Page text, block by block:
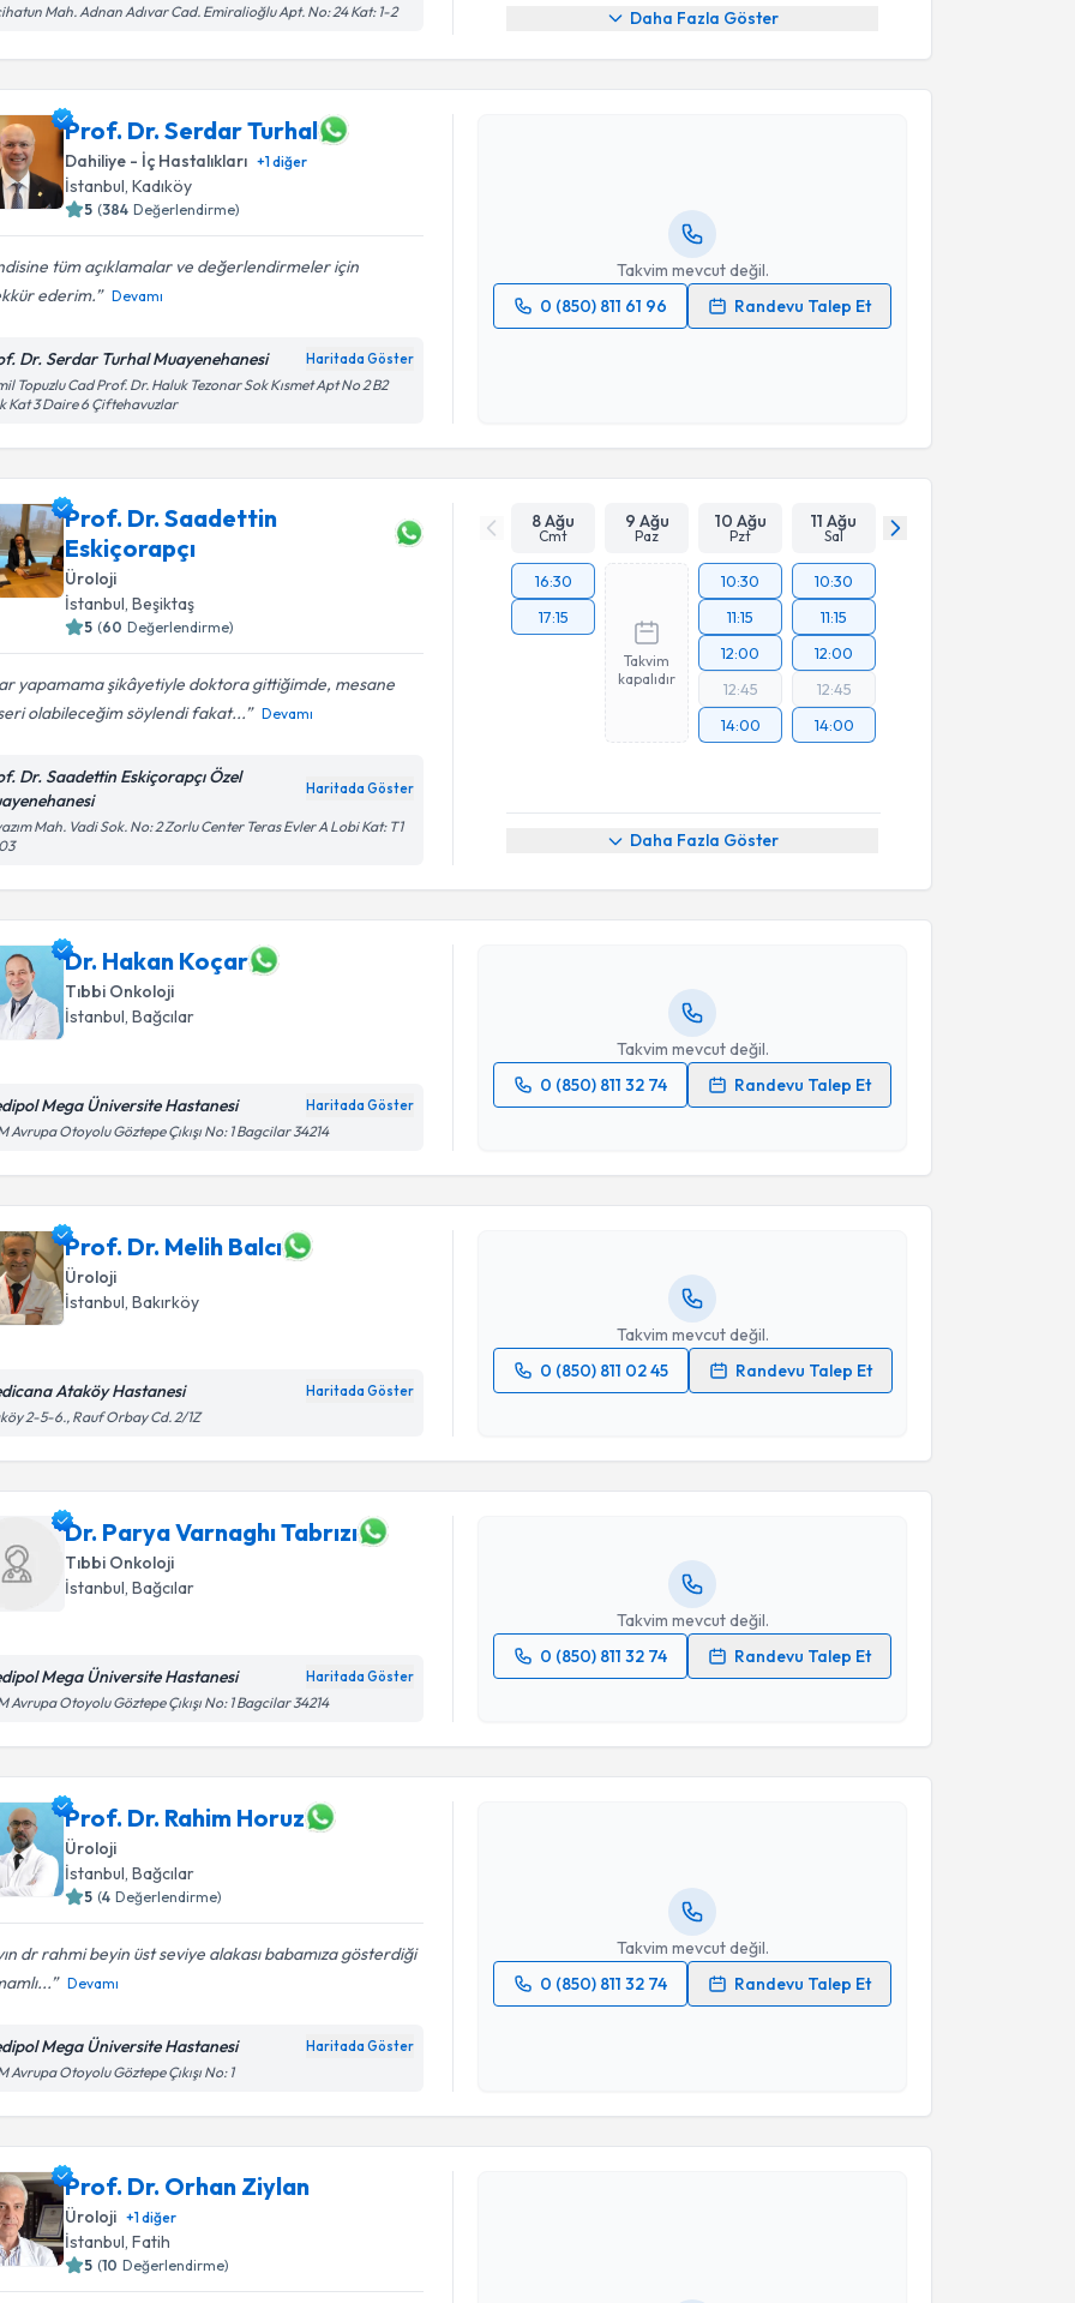
Mah. Adnan Adıvar Cad. Emiralioğlu Apt. No: 24 Kat: 1-2 Daha Fazla Göster
Prof. Dr. Serdar Turhal
Dahiliye - İç Hastalıkları +1diğer
İstanbul, Kadıköy
5 (384 Değerlendirme)
tüm açıklamalar ve değerlendirmeler için
ederim.
Devamı
Dr. Serdar Turhal Muayenehanesi Haritada Göster
Topuzlu Cad Prof. Dr. Haluk Tezonar Sok Kısmet Apt No 2 B2
Kat 3 Daire 6 Çiftehavuzlar
Takvim mevcut değil.
0 (850) 811 61 96
Randevu Talep Et
Prof. Dr. Saadettin
Eskiçorapçı
Üroloji
İstanbul, Beşiktaş
5 (60 Değerlendirme)
yapamama şikâyetiyle doktora gittiğimde, mesane
olabileceğim söylendi fakat...
Devamı
Dr. Saadettin Eskiçorapçı Özel
Haritada Göster
Mah. Vadi Sok. No: 2 Zorlu Center Teras Evler A Lobi Kat: T1
8 Ağu
Cmt
9 Ağu
Paz
10 Ağu
Pzt
11 Ağu
Sal
16:30
17:15
Takvim
kapalıdır
10:30
11:15
12:00
12:45
14:00
10:30
11:15
12:00
12:45
14:00
Daha Fazla Göster
Dr. Hakan Koçar
Tıbbi Onkoloji
İstanbul, Bağcılar
Mega Üniversite Hastanesi Haritada Göster
Avrupa Otoyolu Göztepe Çıkışı No: 1 Bagcilar 34214
Takvim mevcut değil.
0 (850) 811 32 74
Randevu Talep Et
Randevu Takvimi Talebi
işlenmesini kabul ediyorum.
Prof. Dr. Melih Balcı
Üroloji
İstanbul, Bakırköy
Ataköy Hastanesi Haritada Göster
2-5-6., Rauf Orbay Cd. 2/1Z
Takvim mevcut değil.
0 (850) 811 02 45
Randevu Talep Et
Randevu Takvimi Talebi
işlenmesini kabul ediyorum.
Dr. Parya Varnaghı Tabrızı
Tıbbi Onkoloji
İstanbul, Bağcılar
Mega Üniversite Hastanesi Haritada Göster
Avrupa Otoyolu Göztepe Çıkışı No: 1 Bagcilar 34214
Takvim mevcut değil.
0 (850) 811 32 74
Randevu Talep Et
Randevu Takvimi Talebi
işlenmesini kabul ediyorum.
Prof. Dr. Rahim Horuz
Üroloji
İstanbul, Bağcılar
5 (4 Değerlendirme)
dr rahmi beyin üst seviye alakası babamıza gösterdiği
Devamı
Mega Üniversite Hastanesi Haritada Göster
Avrupa Otoyolu Göztepe Çıkışı No: 1
Takvim mevcut değil.
0 (850) 811 32 74
Randevu Talep Et
Randevu Takvimi Talebi
Prof. Dr. Rahim Horuz
Takvim Talebini Gönder
Prof. Dr. Orhan Ziylan
Üroloji +1diğer
İstanbul, Fatih
5 (10 Değerlendirme)